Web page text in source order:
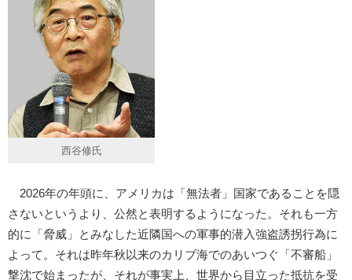
西谷修氏
2026年の年頭に、アメリカは「無法者」国家であることを隠
さないというより、公然と表明するようになった。それも一方
的に「脅威」とみなした近隣国への軍事的潜入強盗誘拐行為に
よって。それは昨年秋以来のカリブ海でのあいつぐ「不審船」
撃沈で始まったが、それが事実上、世界から目立った抵抗を受